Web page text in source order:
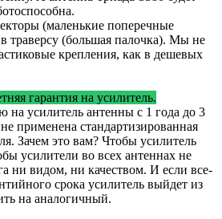
(маленькие поперечные
траверсу (большая палочка). Мы не
крепления, как в дешевых
гарантия на усилитель.
усилитель антенны с 1 года до 3
применена стандартизированная
Зачем это вам? Чтобы усилитель
усилители во всех антеннах не
ни видом, ни качеством. И если все-
срока усилитель выйдет из
на аналогичный.